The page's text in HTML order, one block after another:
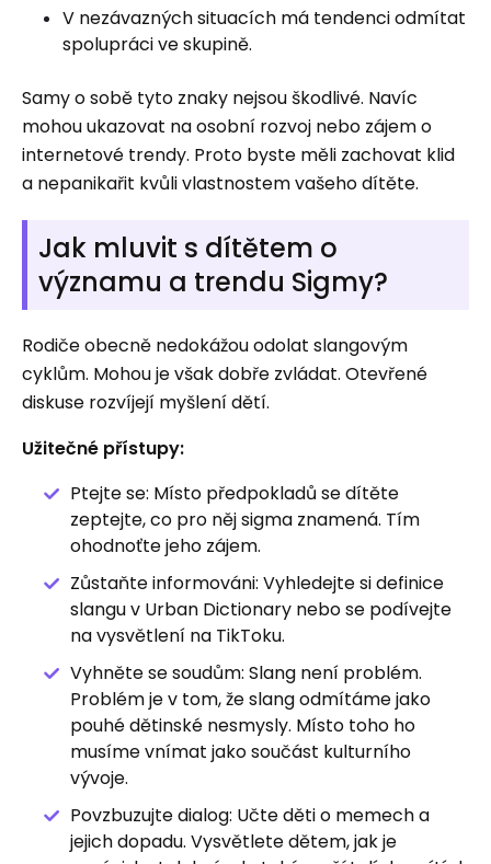
V nezávazných situacích má tendenci odmítat
spolupráci ve skupině.
Samy o sobě tyto znaky nejsou škodlivé. Navíc
mohou ukazovat na osobní rozvoj nebo zájem o
internetové trendy. Proto byste měli zachovat klid
a nepanikařit kvůli vlastnostem vašeho dítěte.
Jak mluvit s dítětem o
významu a trendu Sigmy?
Rodiče obecně nedokážou odolat slangovým
cyklům. Mohou je však dobře zvládat. Otevřené
diskuse rozvíjejí myšlení dětí.
Užitečné přístupy:
Ptejte se: Místo předpokladů se dítěte
zeptejte, co pro něj sigma znamená. Tím
ohodnoťte jeho zájem.
Zůstaňte informováni: Vyhledejte si definice
slangu v Urban Dictionary nebo se podívejte
na vysvětlení na TikToku.
Vyhněte se soudům: Slang není problém.
Problém je v tom, že slang odmítáme jako
pouhé dětinské nesmysly. Místo toho ho
musíme vnímat jako součást kulturního
vývoje.
Povzbuzujte dialog: Učte děti o memech a
jejich dopadu. Vysvětlete dětem, jak je